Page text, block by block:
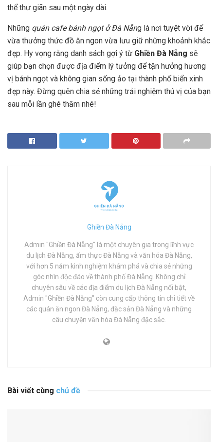
thể thư giãn sau một ngày dài.
Những quán cafe bánh ngọt ở Đà Nẵng là nơi tuyệt vời để
vừa thưởng thức đồ ăn ngon vừa lưu giữ những khoảnh khắc
đẹp. Hy vọng rằng danh sách gợi ý từ Ghiền Đà Nẵng sẽ
giúp bạn chọn được địa điểm lý tưởng để tận hưởng hương
vị bánh ngọt và không gian sống ảo tại thành phố biển xinh
đẹp này. Đừng quên chia sẻ những trải nghiệm thú vị của bạn
sau mỗi lần ghé thăm nhé!
Ghiền Đà Nẵng
Admin "Ghiền Đà Nẵng" là một chuyên gia trong lĩnh vực
du lịch Đà Nẵng, ẩm thực Đà Nẵng và văn hóa Đà Nẵng,
với hơn 5 năm kinh nghiệm khám phá và chia sẻ những
góc nhìn độc đáo về thành phố Đà Nẵng. Không chỉ
chuyên sâu về các địa điểm du lịch Đà Nẵng nổi bật,
Admin "Ghiền Đà Nẵng" còn cung cấp thông tin chi tiết về
các quán ăn ngon Đà Nẵng, đặc sản Đà Nẵng và những
câu chuyện văn hóa Đà Nẵng đặc sắc.
Bài viết cùng chủ đề